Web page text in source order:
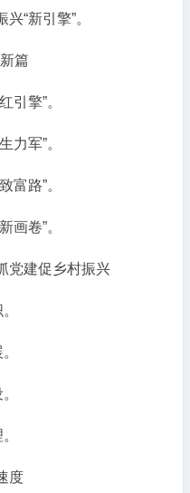
“新引擎”。
篇
引擎”。
力军”。
富路”。
画卷”。
党建促乡村振兴
度